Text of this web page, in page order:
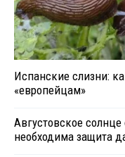
Испанские слизни:
«европейцам»
Августовское
необходима защита